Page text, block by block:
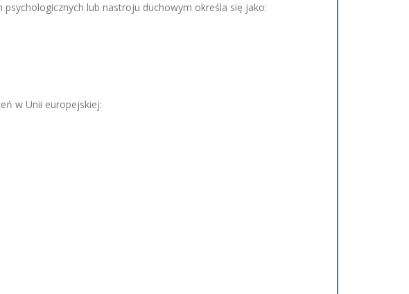
lub nastroju duchowym określa się jako:
w Unii europejskiej: